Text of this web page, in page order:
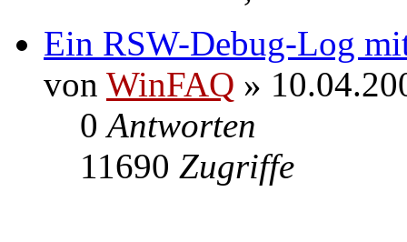
Ein RSW-Debug-Log
von WinFAQ »
0Antworten
11690 Zugriffe